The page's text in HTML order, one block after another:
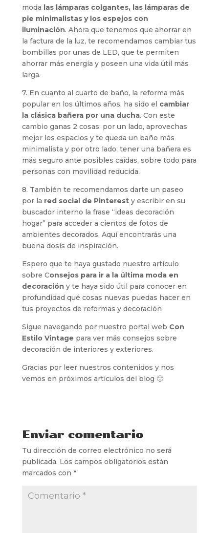
moda las lámparas colgantes, las lámparas de
pie minimalistas y los espejos con
iluminación. Ahora que tenemos que ahorrar en
la factura de la luz, te recomendamos cambiar tus
bombillas por unas de LED, que te permiten
ahorrar más energía y poseen una vida útil más
larga.
7. En cuanto al cuarto de baño, la reforma más
popular en los últimos años, ha sido el cambiar
la clásica bañera por una ducha. Con este
cambio ganas 2 cosas: por un lado, aprovechas
mejor los espacios y te queda un baño más
minimalista y por otro lado, tener una bañera es
más seguro ante posibles caídas, sobre todo para
personas con movilidad reducida.
8. También te recomendamos darte un paseo
por la red social de Pinteresty escribir en su
buscador interno la frase “ideas decoración
hogar” para acceder a cientos de fotos de
ambientes decorados. Aquí encontrarás una
buena dosis de inspiración.
Espero que te haya gustado nuestro artículo
sobre Consejos para ir a la última moda en
decoración y te haya sido útil para conocer en
profundidad qué cosas nuevas puedas hacer en
tus proyectos de reformas y decoración
Sigue navegando por nuestro portal web Con
Estilo Vintage para ver más consejos sobre
decoración de interiores y exteriores.
Gracias por leer nuestros contenidos y nos
vemos en próximos artículos del blog 🙂
Enviar comentario
Tu dirección de correo electrónico no será
publicada. Los campos obligatorios están
marcados con *